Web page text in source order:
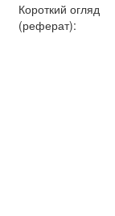
Короткий огляд
(реферат):